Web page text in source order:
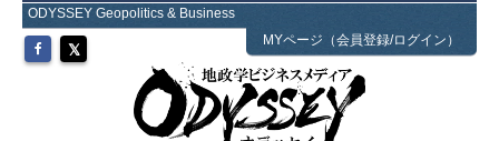
ODYSSEY Geopolitics & Business
MYページ（会員登録/ログイン）